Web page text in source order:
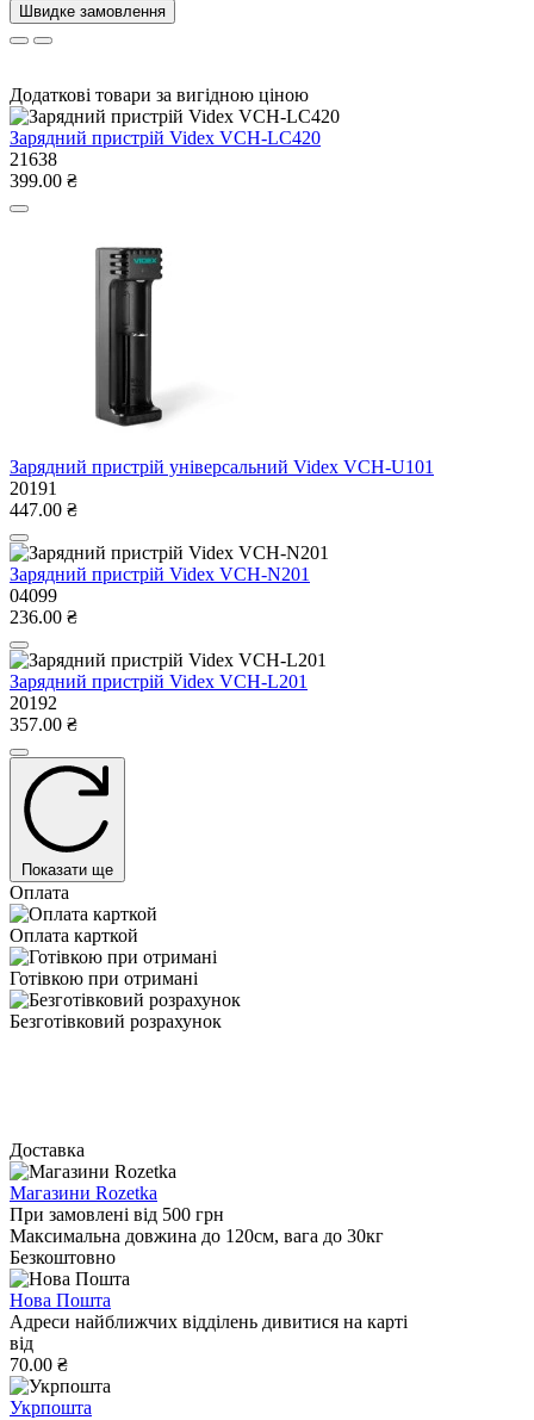
Швидке замовлення
Додаткові товари за вигідною ціною
Зарядний пристрій Videx VCH-LC420
21638
399.00 ₴
Зарядний пристрій універсальний Videx VCH-U101
20191
447.00 ₴
Зарядний пристрій Videx VCH-N201
04099
236.00 ₴
Зарядний пристрій Videx VCH-L201
20192
357.00 ₴
Показати ще
Оплата
Оплата карткой
Готівкою при отримані
Безготівковий розрахунок
Доставка
Магазини Rozetka
При замовлені від 500 грн
Максимальна довжина до 120см, вага до 30кг
Безкоштовно
Нова Пошта
Адреси найближчих відділень дивитися на карті
від
70.00 ₴
Укрпошта